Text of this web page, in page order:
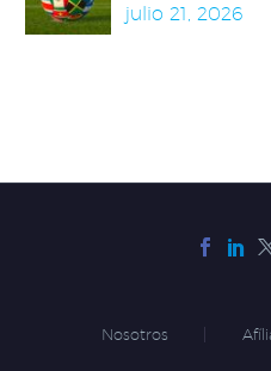
julio 21, 2026
Nosotros